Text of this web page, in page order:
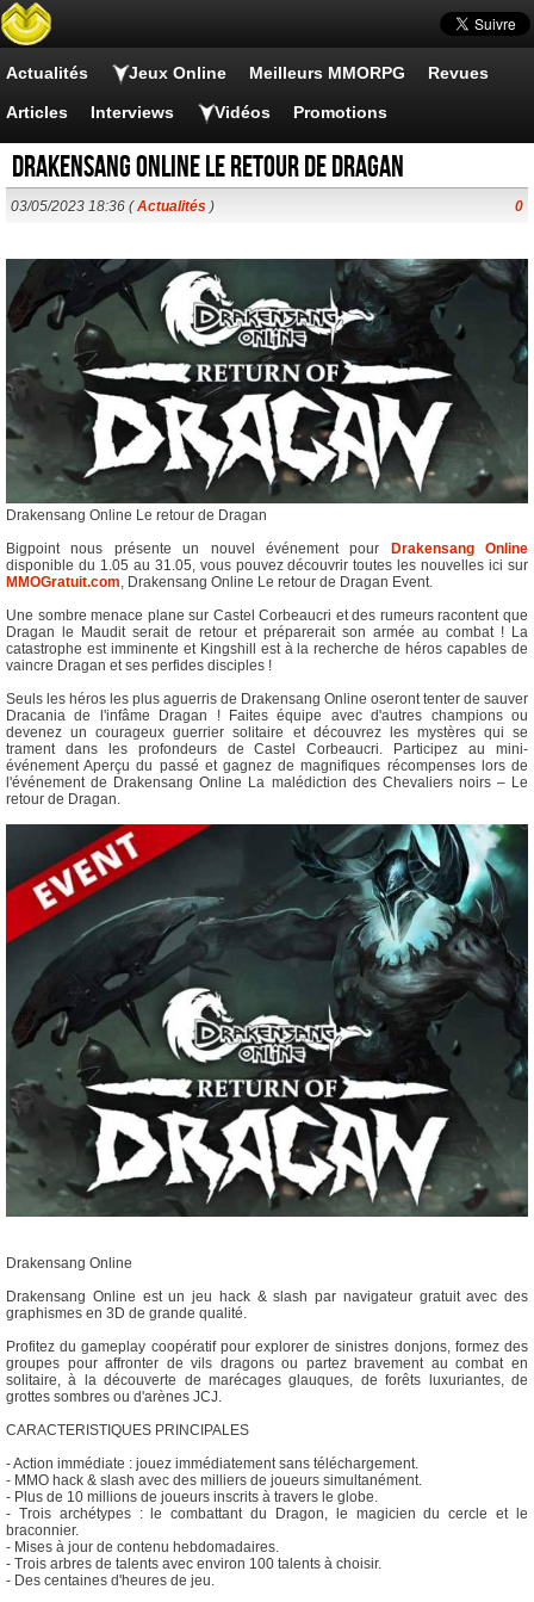
Actualités Jeux Online Meilleurs MMORPG Revues
Articles Interviews Vidéos Promotions
Drakensang Online Le retour de Dragan
03/05/2023 18:36 (Actualités ) 0
Drakensang Online Le retour de Dragan
Bigpoint nous présente un nouvel événement pour
Drakensang Online
disponible du 1.05 au 31.05, vous pouvez découvrir toutes les nouvelles ici sur
MMOGratuit.com, Drakensang Online Le retour de Dragan Event.
Une sombre menace plane sur Castel Corbeaucri et des rumeurs racontent que
Dragan le Maudit serait de retour et préparerait son armée au combat ! La
catastrophe est imminente et Kingshill est à la recherche de héros capables de
vaincre Dragan et ses perfides disciples !
Seuls les héros les plus aguerris de Drakensang Online oseront tenter de sauver
Dracania de l'infâme Dragan ! Faites équipe avec d'autres champions ou
devenez un courageux guerrier solitaire et découvrez les mystères qui se
trament dans les profondeurs de Castel Corbeaucri. Participez au mini-
événement Aperçu du passé et gagnez de magnifiques récompenses lors de
l'événement de Drakensang Online La malédiction des Chevaliers noirs – Le
retour de Dragan.
Drakensang Online
Drakensang Online est un jeu hack & slash par navigateur gratuit avec des
graphismes en 3D de grande qualité.
Profitez du gameplay coopératif pour explorer de sinistres donjons, formez des
groupes pour affronter de vils dragons ou partez bravement au combat en
solitaire, à la découverte de marécages glauques, de forêts luxuriantes, de
grottes sombres ou d'arènes JCJ.
CARACTERISTIQUES PRINCIPALES
- Action immédiate : jouez immédiatement sans téléchargement.
- MMO hack & slash avec des milliers de joueurs simultanément.
- Plus de 10 millions de joueurs inscrits à travers le globe.
- Trois archétypes : le combattant du Dragon, le magicien du cercle et le
braconnier.
- Mises à jour de contenu hebdomadaires.
- Trois arbres de talents avec environ 100 talents à choisir.
- Des centaines d'heures de jeu.